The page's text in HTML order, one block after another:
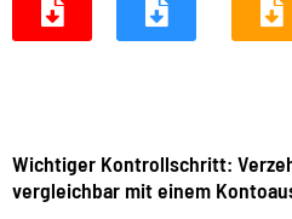
Wichtiger Kontrollschritt:
vergleichbar mit einem